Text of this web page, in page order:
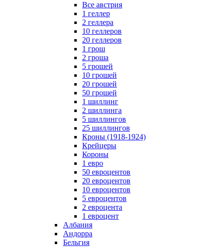
Все австрия
1 геллер
2 геллера
10 геллеров
20 геллеров
1 грош
2 гроша
5 грошей
10 грошей
20 грошей
50 грошей
1 шиллинг
2 шиллинга
5 шиллингов
25 шиллингов
Кроны (1918-1924)
Крейцеры
Короны
1 евро
50 евроцентов
20 евроцентов
10 евроцентов
5 евроцентов
2 евроцента
1 евроцент
Албания
Андорра
Бельгия